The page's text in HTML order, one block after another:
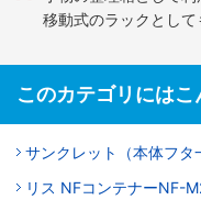
移動式のラックとして
このカテゴリにはこ
サンクレット（本体フタ
リス NFコンテナーNF-